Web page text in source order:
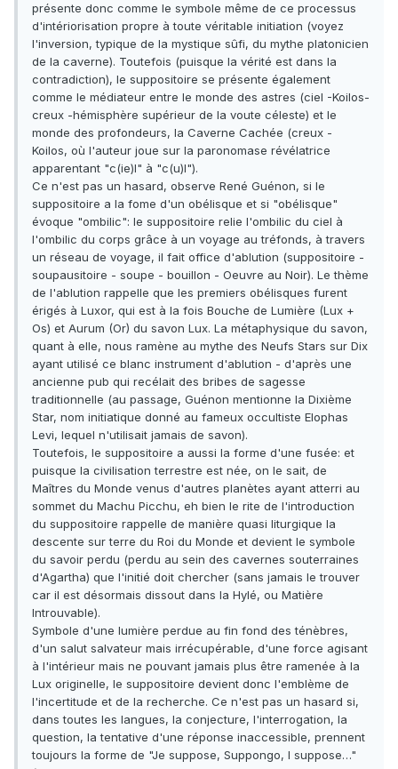
présente donc comme le symbole même de ce processus
d'intériorisation propre à toute véritable initiation (voyez
l'inversion, typique de la mystique sûfi, du mythe platonicien
de la caverne). Toutefois (puisque la vérité est dans la
contradiction), le suppositoire se présente également
comme le médiateur entre le monde des astres (ciel -Koilos-
creux -hémisphère supérieur de la voute céleste) et le
monde des profondeurs, la Caverne Cachée (creux -
Koilos, où l'auteur joue sur la paronomase révélatrice
apparentant "c(ie)l" à "c(u)l").
Ce n'est pas un hasard, observe René Guénon, si le
suppositoire a la fome d'un obélisque et si "obélisque"
évoque "ombilic": le suppositoire relie l'ombilic du ciel à
l'ombilic du corps grâce à un voyage au tréfonds, à travers
un réseau de voyage, il fait office d'ablution (suppositoire -
soupausitoire - soupe - bouillon - Oeuvre au Noir). Le thème
de l'ablution rappelle que les premiers obélisques furent
érigés à Luxor, qui est à la fois Bouche de Lumière (Lux +
Os) et Aurum (Or) du savon Lux. La métaphysique du savon,
quant à elle, nous ramène au mythe des Neufs Stars sur Dix
ayant utilisé ce blanc instrument d'ablution - d'après une
ancienne pub qui recélait des bribes de sagesse
traditionnelle (au passage, Guénon mentionne la Dixième
Star, nom initiatique donné au fameux occultiste Elophas
Levi, lequel n'utilisait jamais de savon).
Toutefois, le suppositoire a aussi la forme d'une fusée: et
puisque la civilisation terrestre est née, on le sait, de
Maîtres du Monde venus d'autres planètes ayant atterri au
sommet du Machu Picchu, eh bien le rite de l'introduction
du suppositoire rappelle de manière quasi liturgique la
descente sur terre du Roi du Monde et devient le symbole
du savoir perdu (perdu au sein des cavernes souterraines
d'Agartha) que l'initié doit chercher (sans jamais le trouver
car il est désormais dissout dans la Hylé, ou Matière
Introuvable).
Symbole d'une lumière perdue au fin fond des ténèbres,
d'un salut salvateur mais irrécupérable, d'une force agisant
à l'intérieur mais ne pouvant jamais plus être ramenée à la
Lux originelle, le suppositoire devient donc l'emblème de
l'incertitude et de la recherche. Ce n'est pas un hasard si,
dans toutes les langues, la conjecture, l'interrogation, la
question, la tentative d'une réponse inaccessible, prennent
toujours la forme de "Je suppose, Suppongo, I suppose…"